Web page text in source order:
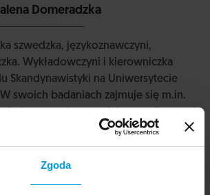
Zgoda
Domeradzka
szwedzka, językoznawczyni,
Wykładowczyni i kierowniczka
Skandynawistyki na Uniwersytecie
W swoich badaniach zajmuje się m.in.
oraz humanistyką środowiskową.